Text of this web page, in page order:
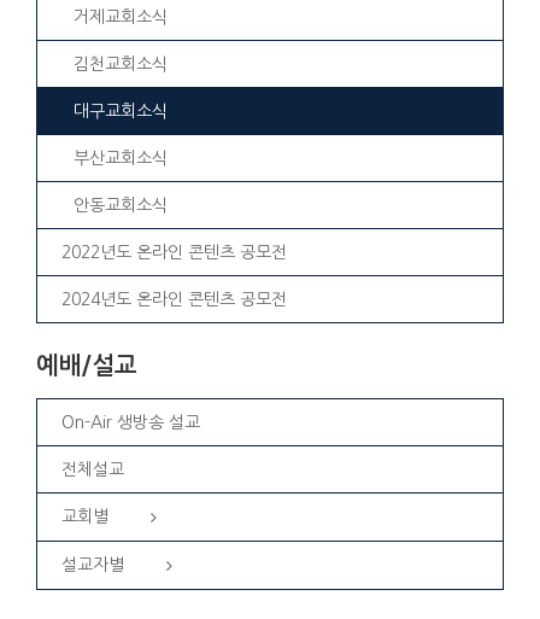
거제교회소식
김천교회소식
대구교회소식
부산교회소식
안동교회소식
2022년도 온라인 콘텐츠 공모전
2024년도 온라인 콘텐츠 공모전
예배/설교
On-Air 생방송 설교
전체설교
교회별
설교자별